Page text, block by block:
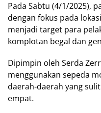
Pada Sabtu (4/1/2025),
dengan fokus pada
menjadi target para
komplotan begal dan
Dipimpin oleh Serda
menggunakan sepeda
daerah-daerah yang
empat.